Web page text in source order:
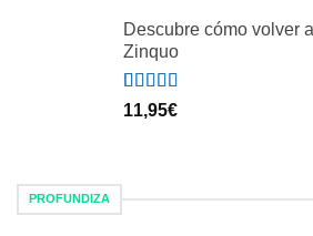
Descubre cómo volver
Zinquo
Valorado
con
1
de un
11,95€
PROFUNDIZA